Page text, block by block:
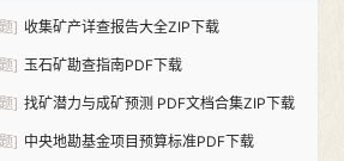
] 收集矿产详查报告大全ZIP下载
] 玉石矿勘查指南PDF下载
] 找矿潜力与成矿预测 PDF文档合集ZIP下载
] 中央地勘基金项目预算标准PDF下载